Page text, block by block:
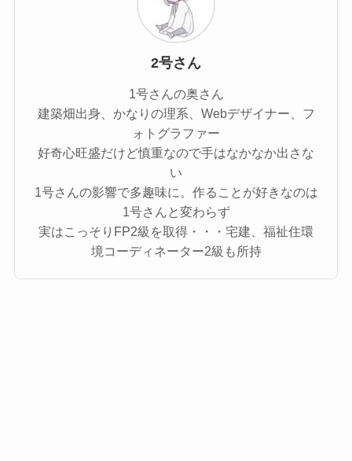
2号さん
1号さんの奥さん
建築畑出身、かなりの理系、Webデザイナー、フ
ォトグラファー
好奇心旺盛だけど慎重なので手はなかなか出さな
い
1号さんの影響で多趣味に。作ることが好きなのは
1号さんと変わらず
実はこっそりFP2級を取得・・・宅建、福祉住環
境コーディネーター2級も所持